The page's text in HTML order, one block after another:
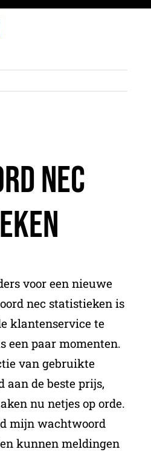
Nec
voor een nieuwe
nec statistieken is
klantenservice te
een paar momenten.
van gebruikte
aan de beste prijs,
nu netjes op orde.
mijn wachtwoord
kunnen meldingen